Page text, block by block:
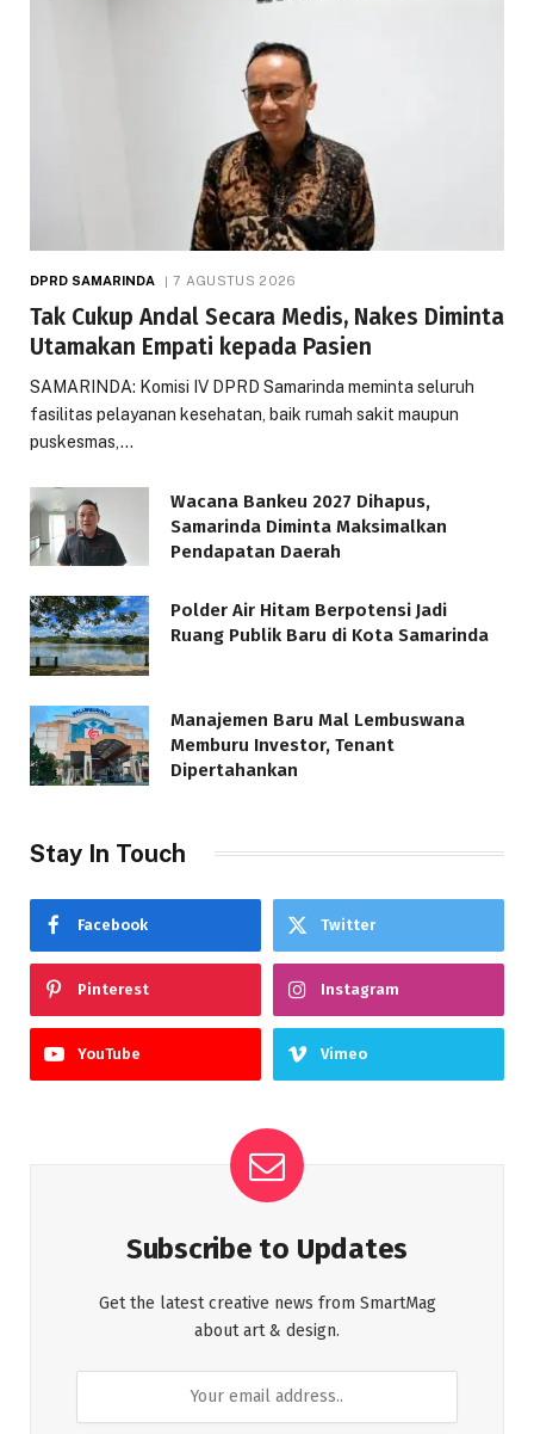
DPRD SAMARINDA 7 AGUSTUS 2026
Tak Cukup Andal Secara Medis, Nakes Diminta
Utamakan Empati kepada Pasien
SAMARINDA: Komisi IV DPRD Samarinda meminta seluruh
fasilitas pelayanan kesehatan, baik rumah sakit maupun
puskesmas,…
Wacana Bankeu 2027 Dihapus,
Samarinda Diminta Maksimalkan
Pendapatan Daerah
Polder Air Hitam Berpotensi Jadi
Ruang Publik Baru di Kota Samarinda
Manajemen Baru Mal Lembuswana
Memburu Investor, Tenant
Dipertahankan
Stay In Touch
Facebook Twitter
Pinterest Instagram
YouTube Vimeo
Subscribe to Updates
Get the latest creative news from SmartMag
about art & design.